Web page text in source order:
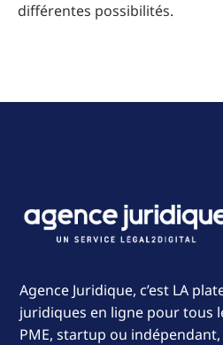
différentes possibilités.
Agence Juridique, c’est LA
juridiques en ligne pour tous
PME, startup ou